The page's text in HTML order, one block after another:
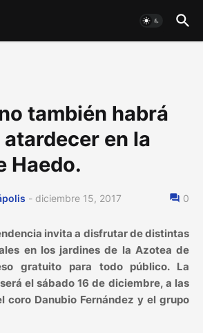
también habrá
en la
Haedo.
- diciembre 15, 2017 0
invita a disfrutar de distintas
en los jardines de la Azotea de
gratuito para todo público. La
el sábado 16 de diciembre, a las
coro Danubio Fernández y el grupo